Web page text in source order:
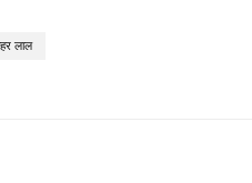
लाल